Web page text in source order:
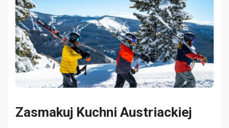
Zasmakuj Kuchni Austriackiej